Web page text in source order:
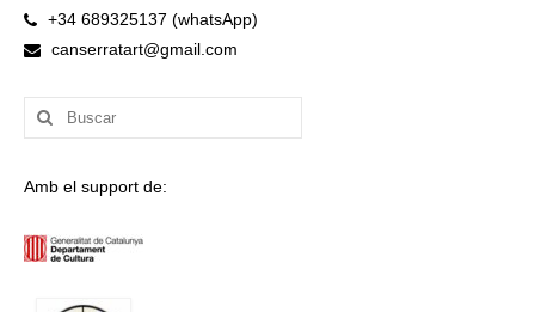
+34 689325137 (whatsApp)
canserratart@gmail.com
Buscar
por:
Amb el support de: